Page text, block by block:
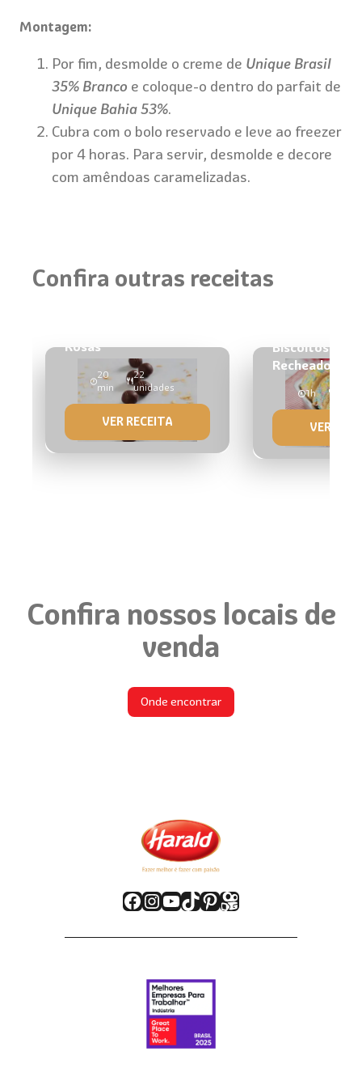
Montagem:
Por fim, desmolde o creme de Unique Brasil
35% Branco e coloque-o dentro do parfait de
Unique Bahia 53%.
Cubra com o bolo reservado e leve ao freezer
por 4 horas. Para servir, desmolde e decore
com amêndoas caramelizadas.
Confira outras receitas
Rosas
20
min
22
unidades
VER RECEITA
Biscoitos
Recheados
1h
VER
Confira nossos locais de
venda
Onde encontrar
Facebook
Instagram
Youtube
TikTok
Pinterest
Kwai